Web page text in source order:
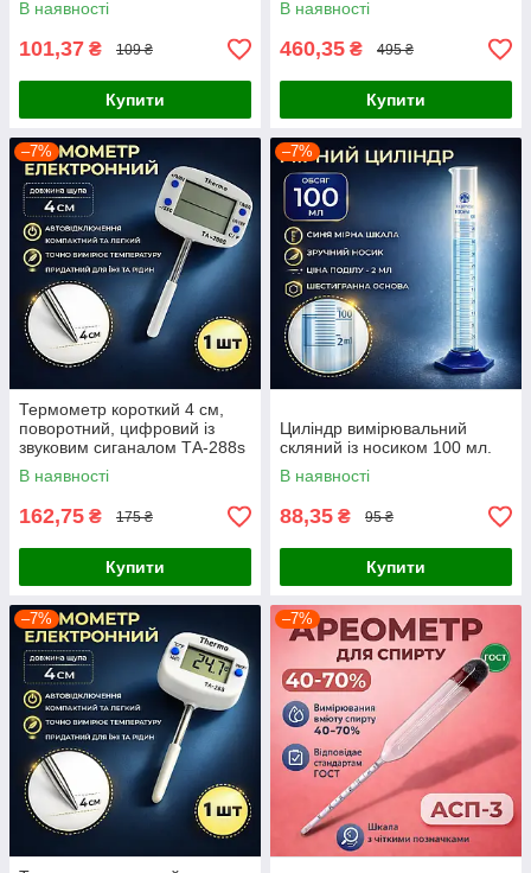
В наявності
101,37 ₴ 109 ₴
Купити
В наявності
460,35 ₴ 495 ₴
Купити
–7%
Термометр короткий 4 см,
поворотний, цифровий із
звуковим сиганалом ТА-288s
В наявності
162,75 ₴ 175 ₴
Купити
–7%
Циліндр вимірювальний
скляний із носиком 100 мл.
В наявності
88,35 ₴ 95 ₴
Купити
–7% –7%